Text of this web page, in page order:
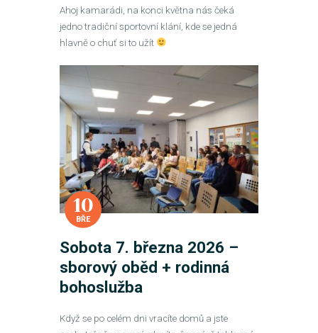
Ahoj kamarádi, na konci května nás čeká
jedno tradiční sportovní klání, kde se jedná
hlavně o chuť si to užít
10
BŘE
Sobota 7. března 2026 –
sborový oběd + rodinná
bohoslužba
Když se po celém dni vracíte domů a jste